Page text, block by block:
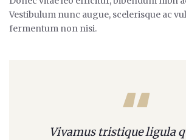
Vestibulum nunc augue, scelerisque ac
fermentum non nisi.
Vivamus tristique ligula